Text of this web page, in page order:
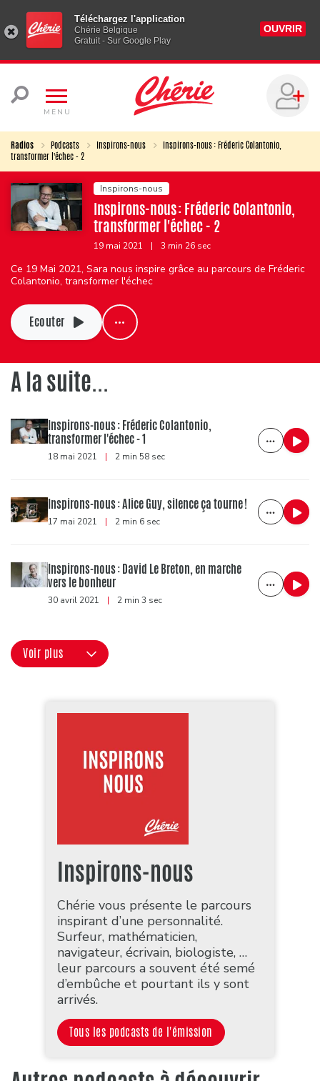
Téléchargez l'application
Chérie Belgique
Gratuit - Sur Google Play
OUVRIR
MENU
Radios Podcasts Inspirons-nous
Inspirons-nous : Fréderic Colantonio,
transformer l'échec - 2
Inspirons-nous
Inspirons-nous : Fréderic Colantonio,
transformer l'échec - 2
19 mai 2021 | 3 min 26 sec
Ce 19 Mai 2021, Sara nous inspire grâce au parcours de Fréderic
Colantonio, transformer l'échec
Ecouter
A la suite...
Inspirons-nous : Fréderic Colantonio,
transformer l'échec - 1
18 mai 2021 | 2 min 58 sec
Inspirons-nous : Alice Guy, silence ça tourne !
17 mai 2021 | 2 min 6 sec
Inspirons-nous : David Le Breton, en marche
vers le bonheur
30 avril 2021 | 2 min 3 sec
Voir plus
Inspirons-nous
Chérie vous présente le parcours
inspirant d’une personnalité.
Surfeur, mathématicien,
navigateur, écrivain, biologiste, …
leur parcours a souvent été semé
d’embûche et pourtant ils y sont
arrivés.
Tous les podcasts de l'émission